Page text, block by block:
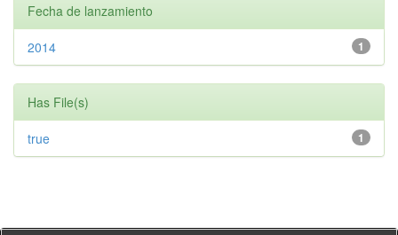
Fecha de lanzamiento
1
2014
Has File(s)
1
true